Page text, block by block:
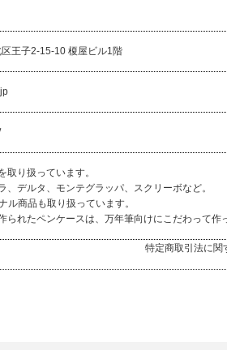
王子2-15-10 榎屋ビル1階
取り扱っています。
、デルタ、モンテグラッパ、スクリーボなど。
ル商品も取り扱っています。
られたペンケースは、万年筆向けにこだわって作
特定商取引法に関